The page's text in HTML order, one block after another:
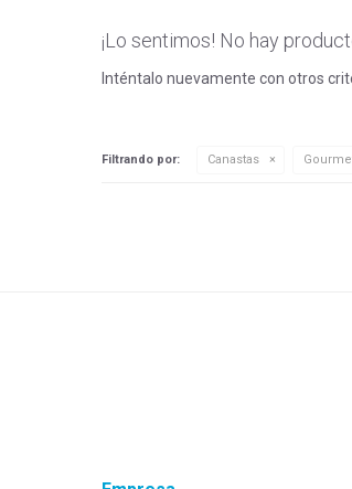
¡Lo sentimos! No hay
Inténtalo nuevamente con otros
Filtrando por: Canastas